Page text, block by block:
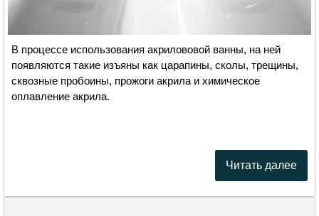
В процессе использования акрилововой ванны, на ней
появляются такие изъяны как царапины, сколы, трещины,
сквозные пробоины, прожоги акрила и химическое
оплавление акрила.
Читать далее